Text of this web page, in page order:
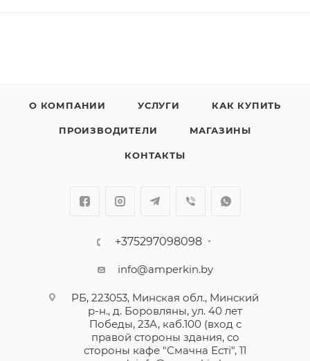
О КОМПАНИИ УСЛУГИ КАК КУПИТЬ
ПРОИЗВОДИТЕЛИ МАГАЗИНЫ
КОНТАКТЫ
+375297098098
info@amperkin.by
РБ, 223053, Минская обл., Минский
р-н., д. Боровляны, ул. 40 лет
Победы, 23А, каб.100 (вход с
правой стороны здания, со
стороны кафе "Смачна Естi", 11